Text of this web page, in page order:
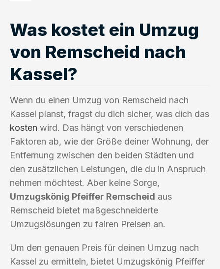
Was kostet ein Umzug
von Remscheid nach
Kassel?
Wenn du einen Umzug von Remscheid nach
Kassel planst, fragst du dich sicher, was dich das
kosten wird. Das hängt von verschiedenen
Faktoren ab, wie der Größe deiner Wohnung, der
Entfernung zwischen den beiden Städten und
den zusätzlichen Leistungen, die du in Anspruch
nehmen möchtest. Aber keine Sorge,
Umzugskönig Pfeiffer Remscheid aus
Remscheid bietet maßgeschneiderte
Umzugslösungen zu fairen Preisen an.
Um den genauen Preis für deinen Umzug nach
Kassel zu ermitteln, bietet Umzugskönig Pfeiffer